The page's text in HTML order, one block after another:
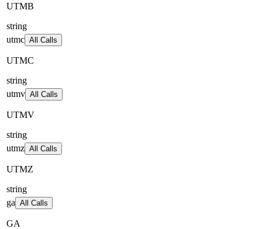
UTMB
string
utmc All Calls
UTMC
string
utmv All Calls
UTMV
string
utmz All Calls
UTMZ
string
ga All Calls
GA